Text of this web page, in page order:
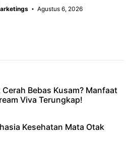
Agustus 6, 2026
Cerah Bebas Kusam? Manfaat
Viva Terungkap!
Kesehatan Mata Otak